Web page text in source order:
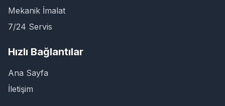
Mekanik İmalat
7/24 Servis
Hızlı Bağlantılar
Ana Sayfa
İletişim